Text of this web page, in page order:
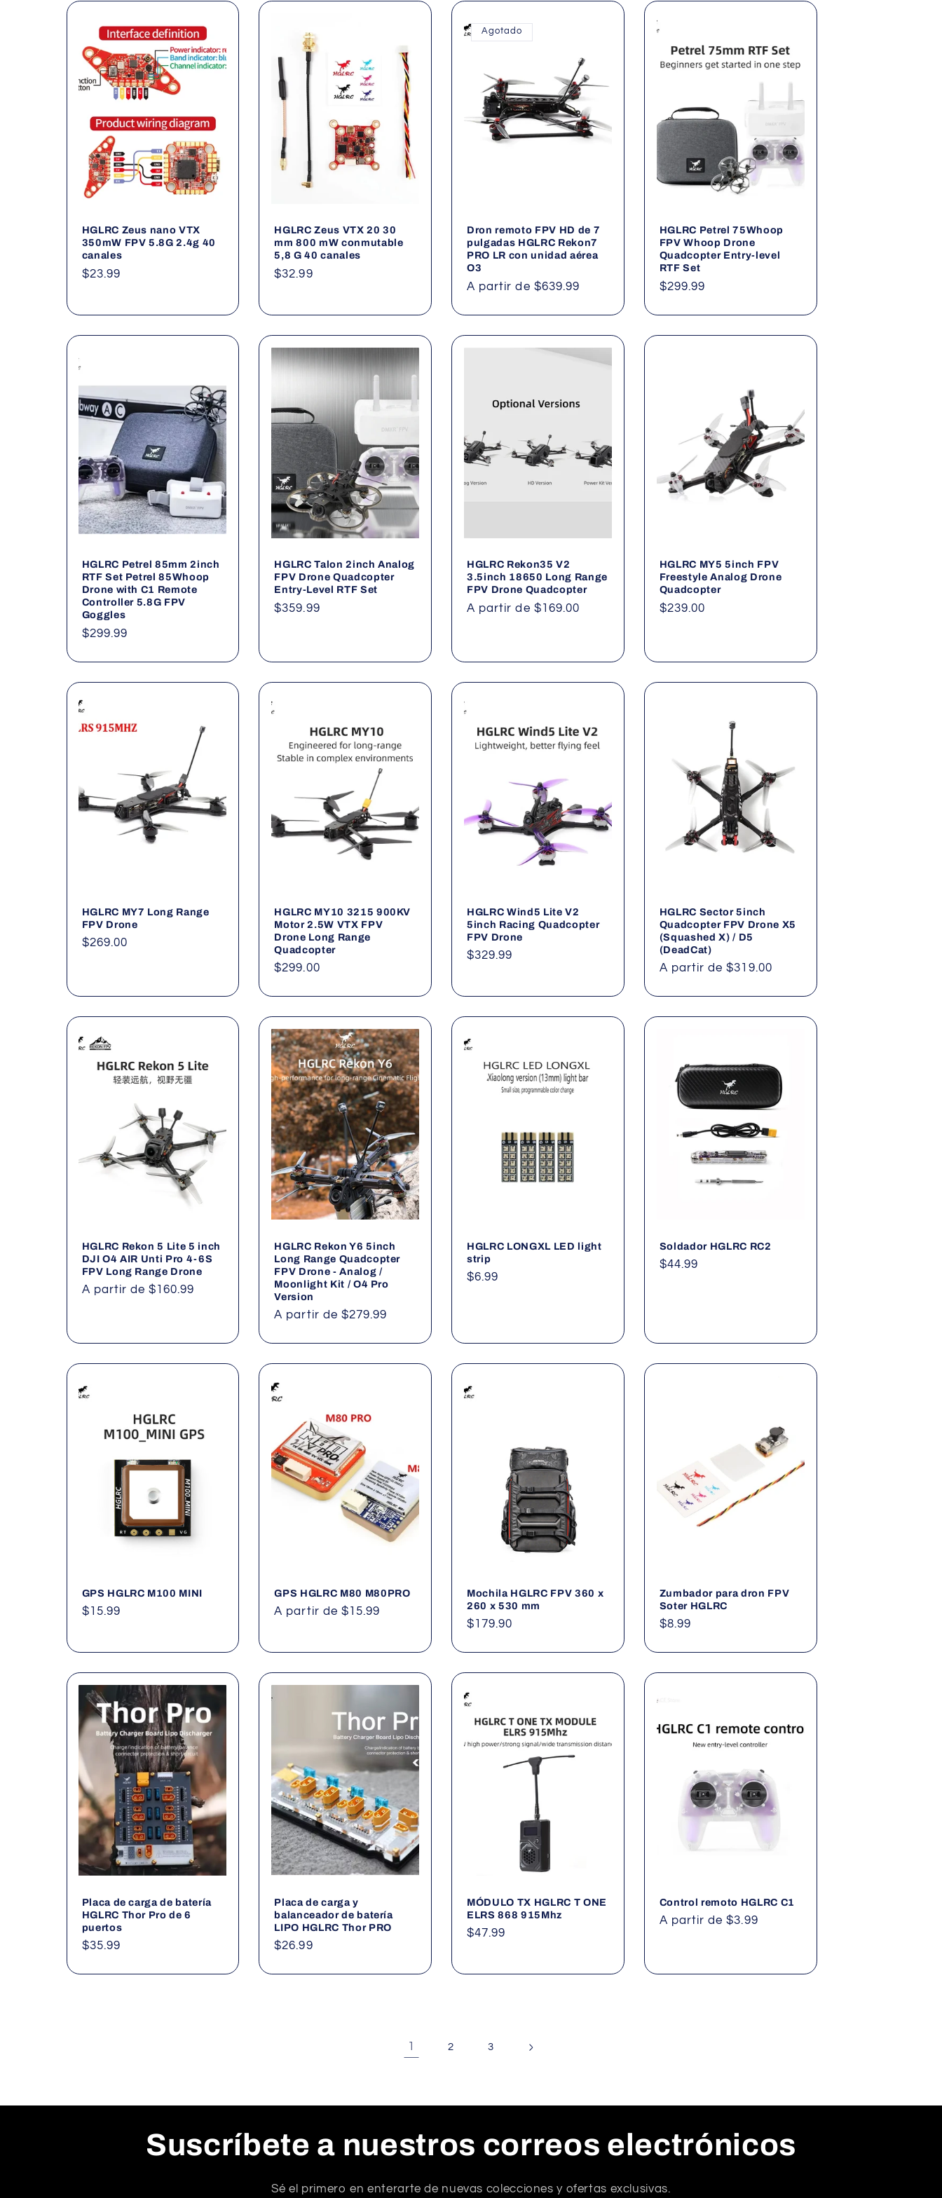
c
c
n
HGLRC Zeus nano VTX
350mW FPV 5.8G 2.4g 40
canales
Precio
$23.99
HGLRC Zeus VTX 20 30
mm 800 mW conmutable
5,8 G 40 canales
Precio
$32.99
Agotado
Dron remoto FPV HD de 7
pulgadas HGLRC Rekon7
PRO LR con unidad aérea
O3
Precio
A partir de $639.99
HGLRC Petrel 75Whoop
FPV Whoop Drone
Quadcopter Entry-level
RTF Set
Precio
$299.99
HGLRC Petrel 85mm 2inch
RTF Set Petrel 85Whoop
Drone with C1 Remote
Controller 5.8G FPV
Goggles
Precio
$299.99
HGLRC Talon 2inch Analog
FPV Drone Quadcopter
Entry-Level RTF Set
Precio
$359.99
HGLRC Rekon35 V2
3.5inch 18650 Long Range
FPV Drone Quadcopter
Precio
A partir de $169.00
HGLRC MY5 5inch FPV
Freestyle Analog Drone
Quadcopter
Precio
$239.00
HGLRC MY7 Long Range
FPV Drone
Precio
$269.00
HGLRC MY10 3215 900KV
Motor 2.5W VTX FPV
Drone Long Range
Quadcopter
Precio
$299.00
HGLRC Wind5 Lite V2
5inch Racing Quadcopter
FPV Drone
Precio
$329.99
HGLRC Sector 5inch
Quadcopter FPV Drone X5
(Squashed X) / D5
(DeadCat)
Precio
A partir de $319.00
HGLRC Rekon 5 Lite 5 inch
DJI O4 AIR Unti Pro 4-6S
FPV Long Range Drone
Precio
A partir de $160.99
HGLRC Rekon Y6 5inch
Long Range Quadcopter
FPV Drone - Analog /
Moonlight Kit / O4 Pro
Version
Precio
A partir de $279.99
HGLRC LONGXL LED light
strip
Precio
$6.99
Soldador HGLRC RC2
Precio
$44.99
GPS HGLRC M100 MINI
Precio
$15.99
GPS HGLRC M80 M80PRO
Precio
A partir de $15.99
Mochila HGLRC FPV 360 x
260 x 530 mm
Precio
$179.90
Zumbador para dron FPV
Soter HGLRC
Precio
$8.99
Placa de carga de batería
HGLRC Thor Pro de 6
puertos
Precio
$35.99
Placa de carga y
balanceador de batería
LIPO HGLRC Thor PRO
Precio
$26.99
MÓDULO TX HGLRC T ONE
ELRS 868 915Mhz
Precio
$47.99
Control remoto HGLRC C1
Precio
A partir de $3.99
1 2 3
Suscríbete a nuestros correos electrónicos
Sé el primero en enterarte de nuevas colecciones y ofertas exclusivas.